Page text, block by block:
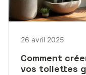
26 avril 2025
Comment
vos toilettes